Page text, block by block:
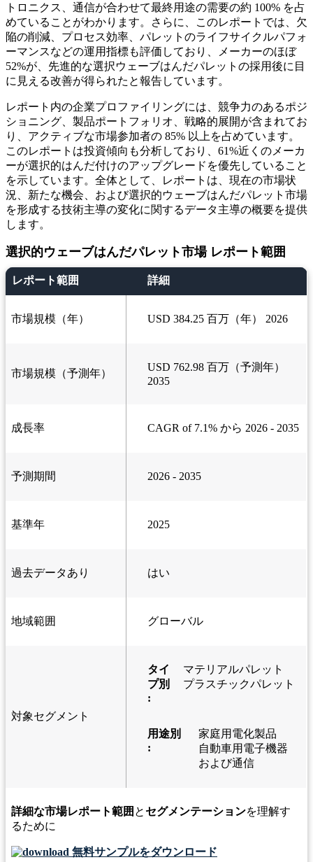
トロニクス、通信が合わせて最終用途の需要の約 100% を占
めていることがわかります。さらに、このレポートでは、欠
陥の削減、プロセス効率、パレットのライフサイクルパフォ
ーマンスなどの運用指標も評価しており、メーカーのほぼ
52%が、先進的な選択ウェーブはんだパレットの採用後に目
に見える改善が得られたと報告しています。
レポート内の企業プロファイリングには、競争力のあるポジ
ショニング、製品ポートフォリオ、戦略的展開が含まれてお
り、アクティブな市場参加者の 85% 以上を占めています。
このレポートは投資傾向も分析しており、61%近くのメーカ
ーが選択的はんだ付けのアップグレードを優先していること
を示しています。全体として、レポートは、現在の市場状
況、新たな機会、および選択的ウェーブはんだパレット市場
を形成する技術主導の変化に関するデータ主導の概要を提供
します。
選択的ウェーブはんだパレット市場 レポート範囲
レポート範囲 詳細
市場規模（年） USD 384.25 百万（年） 2026
市場規模（予測年）
USD 762.98 百万（予測年）
2035
成長率 CAGR of 7.1% から 2026 - 2035
予測期間 2026 - 2035
基準年 2025
過去データあり はい
地域範囲 グローバル
対象セグメント
タイ
プ別
:
マテリアルパレット
プラスチックパレット
用途別
:
家庭用電化製品
自動車用電子機器
および通信
詳細な市場レポート範囲 と セグメンテーションを理解す
るために
無料サンプルをダウンロード